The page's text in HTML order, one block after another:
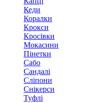
Кеди
Коралки
Крокси
Кросівки
Мокасини
Пінетки
Сабо
Сандалі
Сліпони
Снікерси
Туфлі